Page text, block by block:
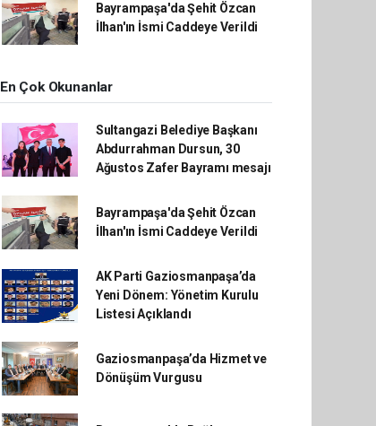
Bayrampaşa'da Şehit Özcan
İlhan'ın İsmi Caddeye Verildi
En Çok Okunanlar
Sultangazi Belediye Başkanı
Abdurrahman Dursun, 30
Ağustos Zafer Bayramı mesajı
Bayrampaşa'da Şehit Özcan
İlhan'ın İsmi Caddeye Verildi
AK Parti Gaziosmanpaşa’da
Yeni Dönem: Yönetim Kurulu
Listesi Açıklandı
Gaziosmanpaşa’da Hizmet ve
Dönüşüm Vurgusu